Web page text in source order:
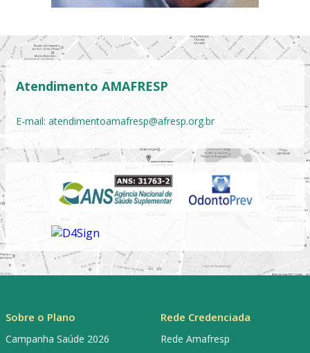
Atendimento AMAFRESP
E-mail: atendimentoamafresp@afresp.org.br
Sobre o Plano
Campanha Saúde 2026
Rede Credenciada
Rede Amafresp